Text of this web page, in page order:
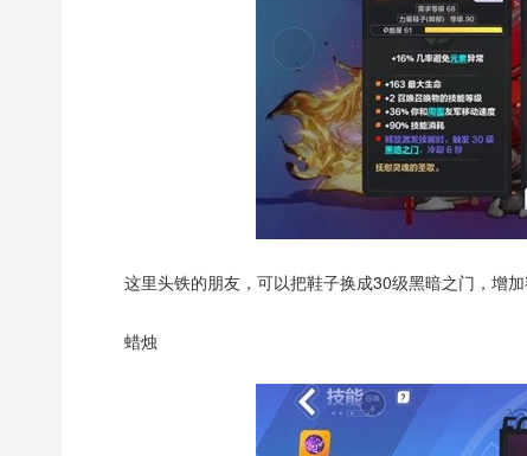
这里头铁的朋友，可以把鞋子换成30级黑暗之门，增
蜡烛